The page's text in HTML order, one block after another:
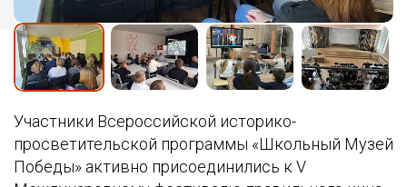
Участники Всероссийской историко-
просветительской программы «Школьный Музей
Победы» активно присоединились к V